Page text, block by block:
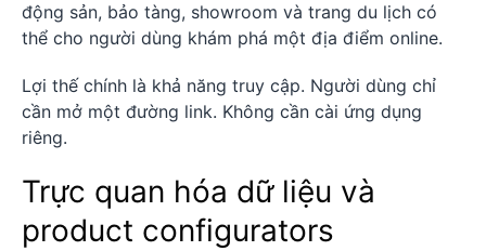
động sản, bảo tàng, showroom và trang du lịch có
thể cho người dùng khám phá một địa điểm online.
Lợi thế chính là khả năng truy cập. Người dùng chỉ
cần mở một đường link. Không cần cài ứng dụng
riêng.
Trực quan hóa dữ liệu và
product configurators